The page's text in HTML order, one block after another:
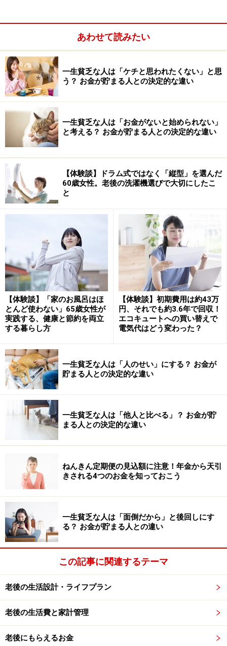
・お店の卓上端末で申し込みをする
ガスト、バーミヤン、ジョナサン、夢庵、ステーキガス
トが対象となります。
・スマートフォンに「すかいらーくアプリ」をダウンロ
ード
アプリをダウンロードして、会員情報で生年月日を登録
すると「プラチナパスポート」は自動で入手できます。
外食で使えるシニア割2：和食さと
和食さとの65歳以上の方を対象にした「さとシニアくら
ぶ」に入会をすると、シニア割サービスを受けられま
す。レジで精算する前に「さとシニアくらぶ」のカード
を提示することで、飲食代が3％割引になります。
また、来店ごとにスタンプが1個ずつ押印されます。ス
タンプが10個たまれば「500円」引き。スタンプが20個
たまれば「1000円」引きという特典もあります。
「さとシニアくらぶ」カードの入手方法は、来店時に名
前と生年月日が確認できる運転免許証などの証明書を店
舗スタッフに提示するだけです。
外食で使えるシニア割3：
スシローには、60歳以上の方限定に発行する「シニアポ
イントカード」があります。精算時にこの「シニアポイ
ントカード」を提示することで、年齢問わず最大5名分
会計が必要）。貯まったスタンプの個数に応じて割引を
受けられます。
具体的な割引の内容は、たとえば、スタンプが「2・4・
8・10・12個」であれば、1人あたり50円が割引されま
す。5名で来店した場合は、合計で250円の割引になりま
あわせて読みたい
一生貧乏な人は「ケチと思われたくない」と思
う？ お金が貯まる人との決定的な違い
一生貧乏な人は「お金がないと始められない」
と考える？ お金が貯まる人との決定的な違い
【体験談】ドラム式ではなく「縦型」を選んだ
60歳女性。老後の洗濯機選びで大切にしたこ
と
【体験談】「家のお風呂はほ
とんど使わない」65歳女性が
実践する、健康と節約を両立
する暮らし方
【体験談】初期費用は約43万
円、それでも約3.6年で回収！
エコキュートへの買い替えで
電気代はどう変わった？
一生貧乏な人は「人のせい」にする？ お金が
貯まる人との決定的な違い
一生貧乏な人は「他人と比べる」？ お金が貯
まる人との決定的な違い
ねんきん定期便の見込額に注意！年金から天引
きされる4つのお金を知っておこう
一生貧乏な人は「面倒だから」と後回しにす
る？ お金が貯まる人との違い
この記事に関連するテーマ
老後の生活設計・ライフプラン
老後の生活費と家計管理
老後にもらえるお金